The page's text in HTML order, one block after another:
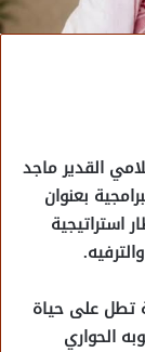
القدير ماجد
بعنوان
استراتيجية
تطل على حياة
الحواري